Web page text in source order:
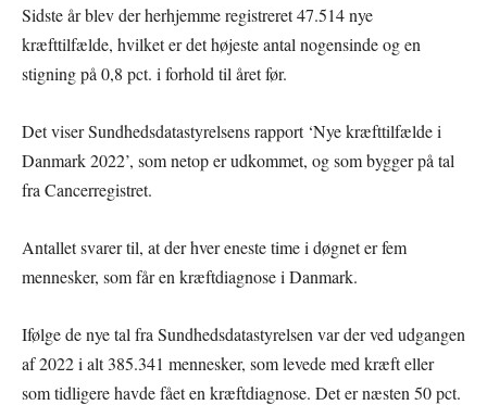
Sidste år blev der herhjemme registreret 47.514 nye
kræfttilfælde, hvilket er det højeste antal nogensinde og en
stigning på 0,8 pct. i forhold til året før.
Det viser Sundhedsdatastyrelsens rapport ‘Nye kræfttilfælde i
Danmark 2022’, som netop er udkommet, og som bygger på tal
fra Cancerregistret.
Antallet svarer til, at der hver eneste time i døgnet er fem
mennesker, som får en kræftdiagnose i Danmark.
Ifølge de nye tal fra Sundhedsdatastyrelsen var der ved udgangen
af 2022 i alt 385.341 mennesker, som levede med kræft eller
som tidligere havde fået en kræftdiagnose. Det er næsten 50 pct.